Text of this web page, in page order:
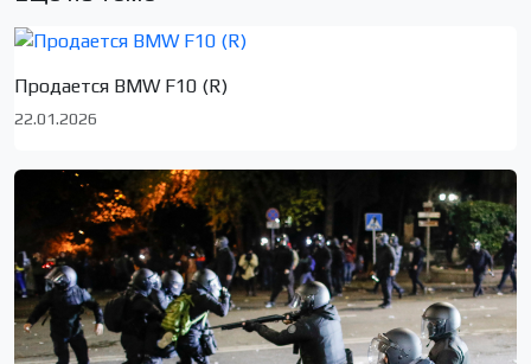
Продается BMW F10 (R)
22.01.2026